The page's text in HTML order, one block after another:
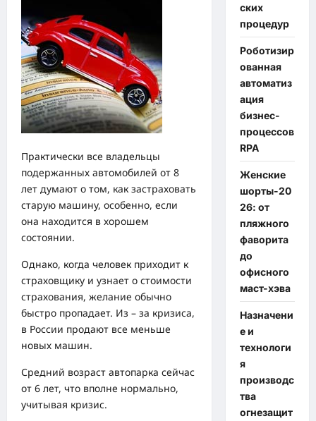
Практически все владельцы
подержанных автомобилей от 8
лет думают о том, как застраховать
старую машину, особенно, если
она находится в хорошем
состоянии.
Однако, когда человек приходит к
страховщику и узнает о стоимости
страхования, желание обычно
быстро пропадает. Из – за кризиса,
в России продают все меньше
новых машин.
Средний возраст автопарка сейчас
от 6 лет, что вполне нормально,
учитывая кризис.
ских
процедур
Роботизир
ованная
автоматиз
ация
бизнес-
процессов
RPA
Женские
шорты-20
26: от
пляжного
фаворита
до
офисного
маст-хэва
Назначени
е и
технологи
я
производс
тва
огнезащит